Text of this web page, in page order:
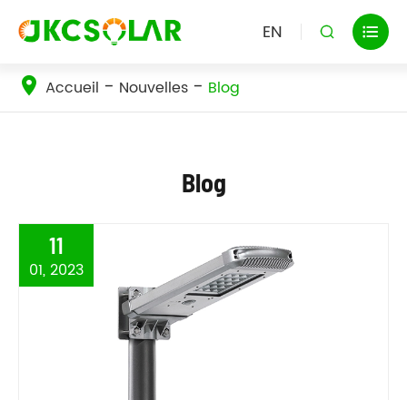
EN  
Accueil Nouvelles Blog
Blog
11
01, 2023